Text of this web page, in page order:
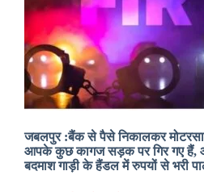
जबलपुर :बैंक से पैसे निकालकर
आपके कुछ कागज सड़क पर गिर गए हैं,
बदमाश गाड़ी के हैंडल में रुपयों से भरी